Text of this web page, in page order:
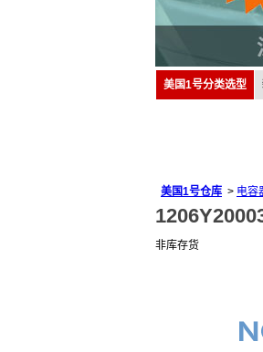
美国1号分类选型
美国1号仓库 > 电容
非库存货